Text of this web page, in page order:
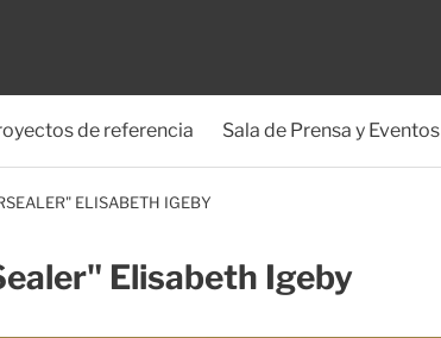
de referencia Sala de Prensa y Eventos
ELISABETH IGEBY
Elisabeth Igeby